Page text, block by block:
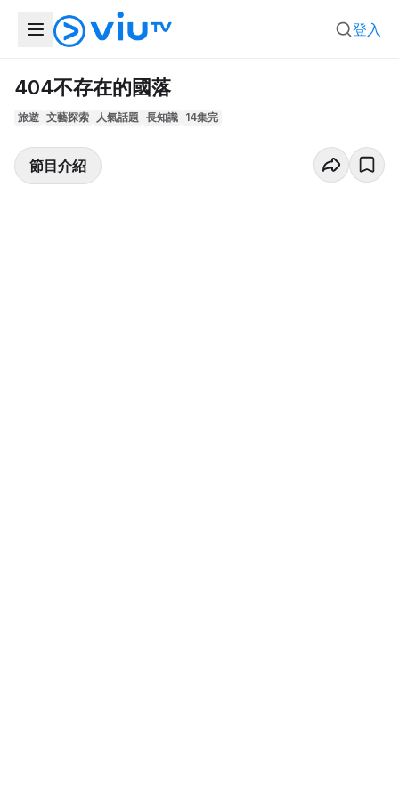
登入
404不存在的國落
旅遊 文藝探索 人氣話題 長知識 14集完
節目介紹